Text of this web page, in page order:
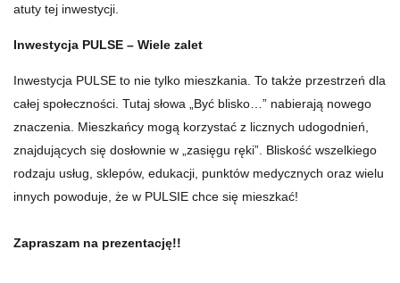
atuty tej inwestycji.
Inwestycja PULSE – Wiele zalet
Inwestycja PULSE to nie tylko mieszkania. To także przestrzeń dla
całej społeczności. Tutaj słowa „Być blisko…” nabierają nowego
znaczenia. Mieszkańcy mogą korzystać z licznych udogodnień,
znajdujących się dosłownie w „zasięgu ręki”. Bliskość wszelkiego
rodzaju usług, sklepów, edukacji, punktów medycznych oraz wielu
innych powoduje, że w PULSIE chce się mieszkać!
Zapraszam na prezentację!!